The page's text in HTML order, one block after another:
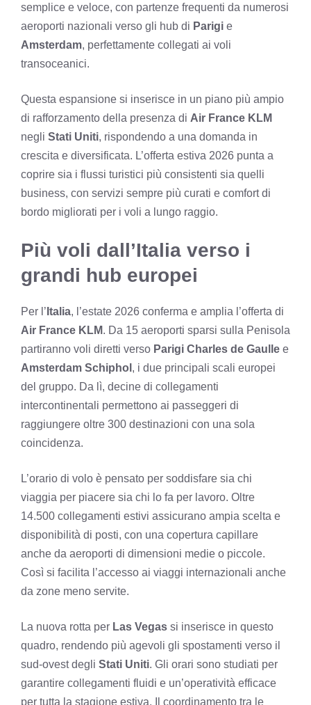
semplice e veloce, con partenze frequenti da numerosi
aeroporti nazionali verso gli hub di Parigi e
Amsterdam, perfettamente collegati ai voli
transoceanici.
Questa espansione si inserisce in un piano più ampio
di rafforzamento della presenza di Air France KLM
negli Stati Uniti, rispondendo a una domanda in
crescita e diversificata. L’offerta estiva 2026 punta a
coprire sia i flussi turistici più consistenti sia quelli
business, con servizi sempre più curati e comfort di
bordo migliorati per i voli a lungo raggio.
Più voli dall’Italia verso i
grandi hub europei
Per l’ Italia, l’estate 2026 conferma e amplia l’offerta di
Air France KLM. Da 15 aeroporti sparsi sulla Penisola
partiranno voli diretti verso Parigi Charles de Gaulle e
Amsterdam Schiphol , i due principali scali europei
del gruppo. Da lì, decine di collegamenti
intercontinentali permettono ai passeggeri di
raggiungere oltre 300 destinazioni con una sola
coincidenza.
L’orario di volo è pensato per soddisfare sia chi
viaggia per piacere sia chi lo fa per lavoro. Oltre
14.500 collegamenti estivi assicurano ampia scelta e
disponibilità di posti, con una copertura capillare
anche da aeroporti di dimensioni medie o piccole.
Così si facilita l’accesso ai viaggi internazionali anche
da zone meno servite.
La nuova rotta per Las Vegas si inserisce in questo
quadro, rendendo più agevoli gli spostamenti verso il
sud-ovest degli Stati Uniti. Gli orari sono studiati per
garantire collegamenti fluidi e un’operatività efficace
per tutta la stagione estiva. Il coordinamento tra le